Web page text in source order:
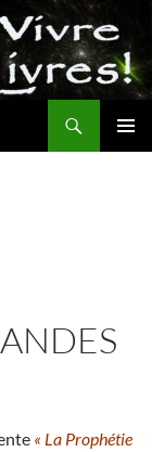
« La Prophétie